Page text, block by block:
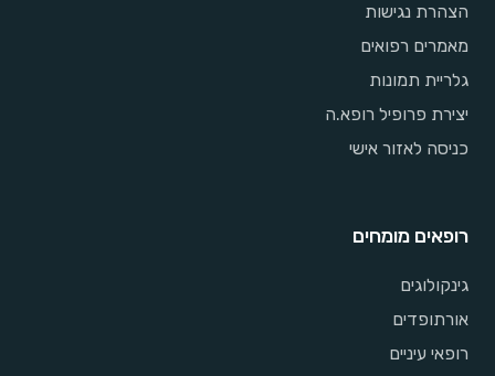
הצהרת נגישות
מאמרים רפואים
גלריית תמונות
יצירת פרופיל רופא.ה
כניסה לאזור אישי
רופאים מומחים
גינקולוגים
אורתופדים
רופאי עיניים